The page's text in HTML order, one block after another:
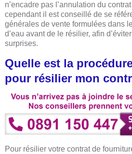
n’encadre pas l’annulation du
cependant il est conseillé de se
générales de vente formulées dans
d’eau avant de le résilier, afin
surprises.
Quelle est la
pour résilier mon
Pour résilier votre contrat de